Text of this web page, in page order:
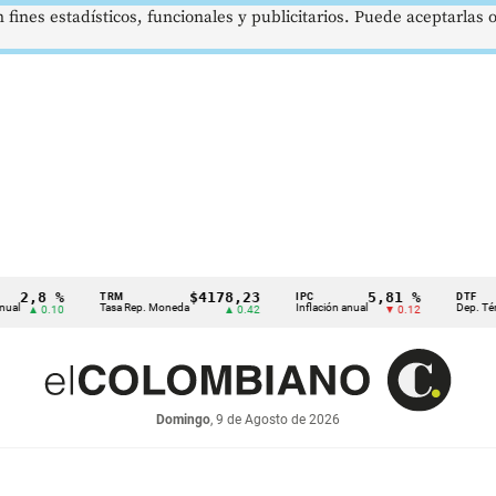
%
0.10 Tasa Rep. Moneda
$4178,23
▲ 0.42 Inflación anual
5,81 %
▼ 0.12 Dep. Término
Domingo, 9 de Agosto de 2026
estadísticos, funcionales y publicitarios. Puede aceptarlas